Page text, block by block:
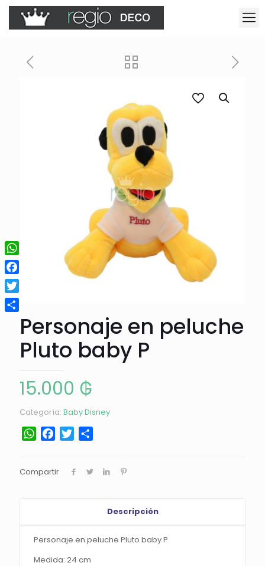
Personaje en peluche
Pluto baby P
15.000 ₲
Categoría: Baby Disney
WhatsApp
Facebook
Twitter
Compartir
Descripción
Personaje en peluche Pluto baby P
Medida: 24 cm
WhatsApp
Facebook
Twitter
Compartir